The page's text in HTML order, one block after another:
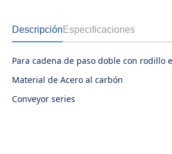
Descripción Especificaciones
Para cadena de paso doble con rodillo
Material de Acero al carbón
Conveyor series